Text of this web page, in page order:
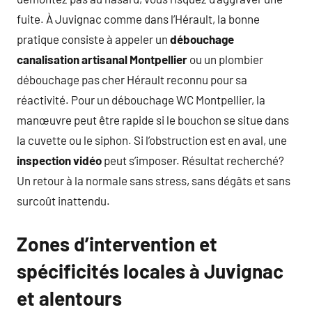
fuite. À Juvignac comme dans l’Hérault, la bonne
pratique consiste à appeler un débouchage
canalisation artisanal Montpellier ou un plombier
débouchage pas cher Hérault reconnu pour sa
réactivité. Pour un débouchage WC Montpellier, la
manœuvre peut être rapide si le bouchon se situe dans
la cuvette ou le siphon. Si l’obstruction est en aval, une
inspection vidéo peut s’imposer. Résultat recherché?
Un retour à la normale sans stress, sans dégâts et sans
surcoût inattendu.
Zones d’intervention et
spécificités locales à Juvignac
et alentours